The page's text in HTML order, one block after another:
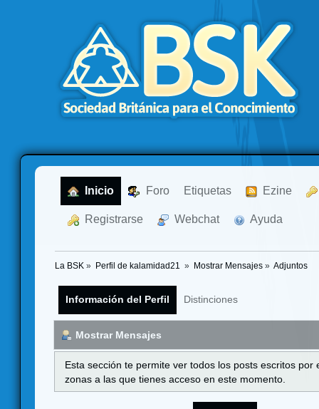
Inicio Foro Etiquetas Ezine
Registrarse Webchat Ayuda
La BSK » Perfil de kalamidad21 » Mostrar Mensajes» Adjuntos
Información del Perfil Distinciones
Mostrar Mensajes
Esta sección te permite ver todos los posts escritos
zonas a las que tienes acceso en este momento.